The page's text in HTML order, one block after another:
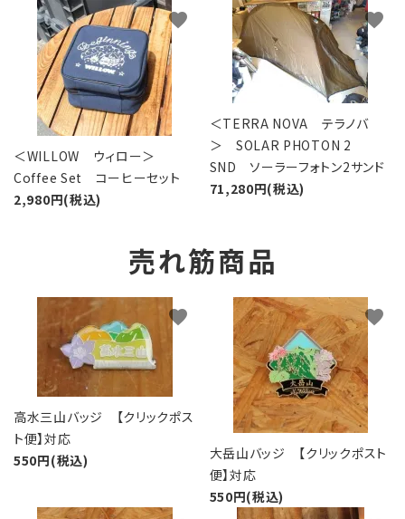
＜WILLOW ウィロー＞
Coffee Set コーヒーセット
2,980円(税込)
favorite
＜TERRA NOVA テラノバ
＞ SOLAR PHOTON 2
SND ソーラーフォトン2サンド
71,280円(税込)
favorite
売れ筋商品
高水三山バッジ 【クリックポス
ト便】対応
550円(税込)
favorite
大岳山バッジ 【クリックポスト
便】対応
550円(税込)
favorite